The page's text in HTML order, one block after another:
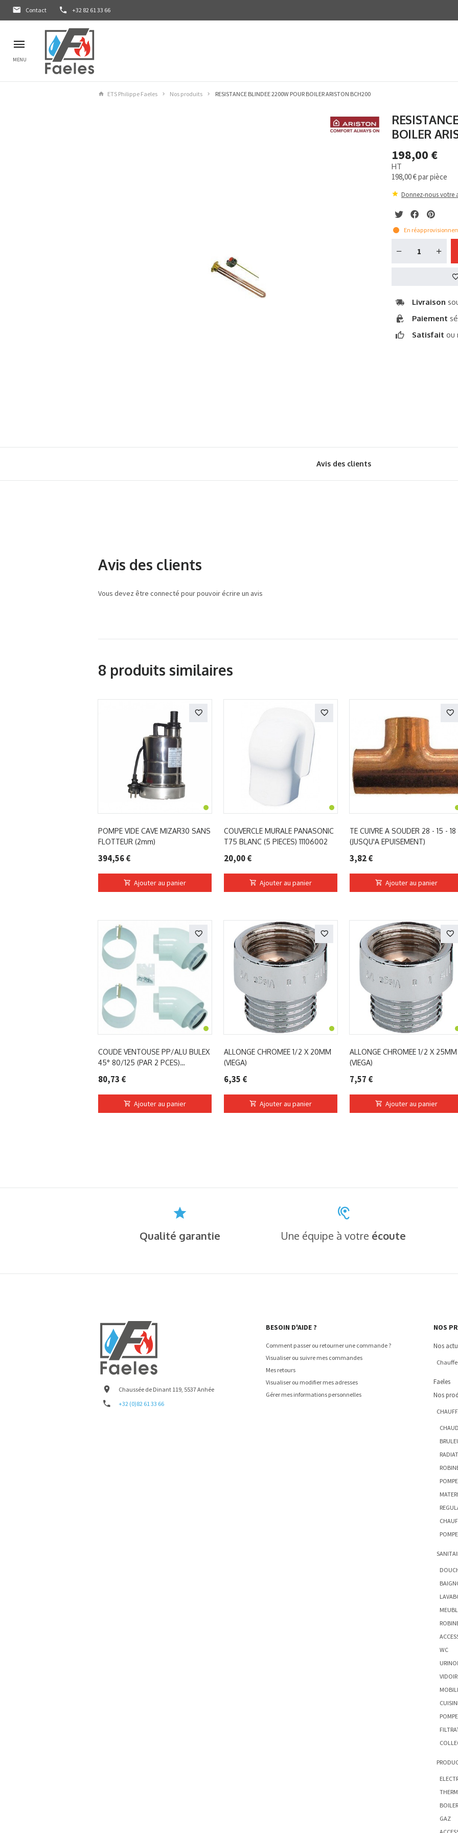
Contact +32 82 61 33 66
MENU
ETS Philippe Faeles Nos produits RESISTANCE BLINDEE 2200W POUR BOILER ARISTON BCH200
BOILER
198,00 €
HT
198,00 €par pièce
Donnez-nous votre
En
Livraison
Paiement
Satisfait ou
Avis des clients
Avis des clients
Vous devez être connecté pour pouvoir écrire un avis
8 produits similaires
POMPE VIDE CAVE MIZAR30 SANS
FLOTTEUR (2mm)
394,56 €
Ajouter au panier
COUVERCLE MURALE PANASONIC
T75 BLANC (5 PIECES) 11106002
20,00 €
Ajouter au panier
TE CUIVRE A SOUDER 28 - 15 - 18
(JUSQU'A EPUISEMENT)
3,82 €
Ajouter au panier
COUDE VENTOUSE PP/ALU BULEX
45° 80/125 (PAR 2 PCES)
80,73 €
Ajouter au panier
ALLONGE CHROMEE 1/2 X 20MM
(VIEGA)
6,35 €
Ajouter au panier
ALLONGE CHROMEE 1/2 X 25MM
(VIEGA)
7,57 €
Ajouter au panier
Qualité garantie Une équipe à votre écoute
Chaussée de Dinant 119, 5537 Anhée
+32 (0)82 61 33 66
BESOIN D'AIDE ?
Comment passer ou retourner une commande ?
Visualiser ou suivre mes commandes
Mes retours
Visualiser ou modifier mes adresses
Gérer mes informations personnelles
NOS
Nos
Faeles
Nos
WC
VIDOIR
BOILER
GAZ